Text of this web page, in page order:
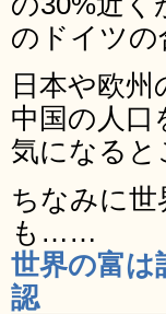
のドイツの
日本や欧
中国の人口
気になると
ちなみに
も……
世界の富は
認